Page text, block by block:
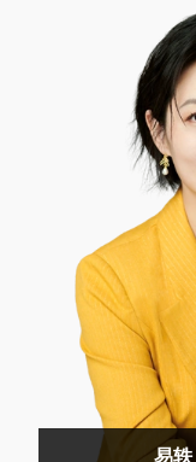
易轶